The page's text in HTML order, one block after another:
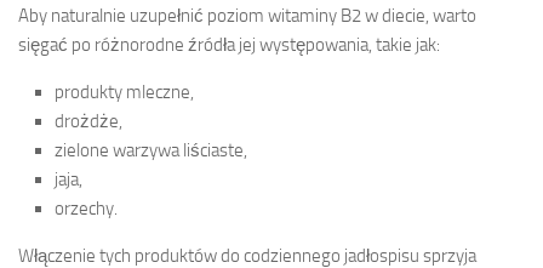
Aby naturalnie uzupełnić poziom witaminy B2 w diecie, warto
sięgać po różnorodne źródła jej występowania, takie jak:
produkty mleczne,
drożdże,
zielone warzywa liściaste,
jaja,
orzechy.
Włączenie tych produktów do codziennego jadłospisu sprzyja